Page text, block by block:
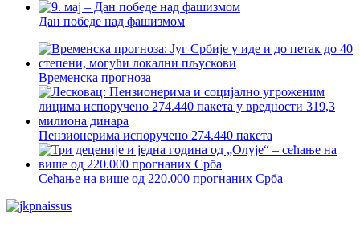
Дан победе над фашизмом
Временска прогноза
Пензионерима испоручено 274.440 пакета
Сећање на више од 220.000 прогнаних Срба